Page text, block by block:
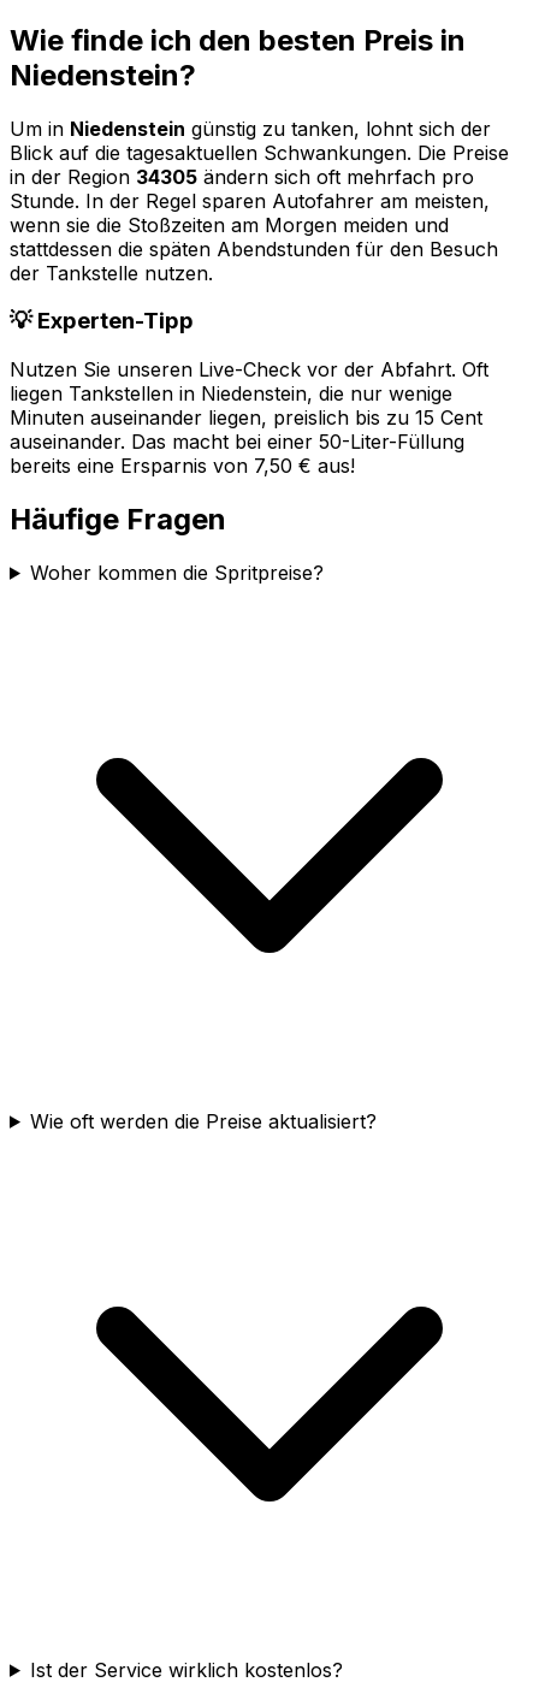
Wie finde ich den besten Preis in
Niedenstein?
Um in Niedenstein günstig zu tanken, lohnt sich der
Blick auf die tagesaktuellen Schwankungen. Die Preise
in der Region 34305 ändern sich oft mehrfach pro
Stunde. In der Regel sparen Autofahrer am meisten,
wenn sie die Stoßzeiten am Morgen meiden und
stattdessen die späten Abendstunden für den Besuch
der Tankstelle nutzen.
💡 Experten-Tipp
Nutzen Sie unseren Live-Check vor der Abfahrt. Oft
liegen Tankstellen in Niedenstein, die nur wenige
Minuten auseinander liegen, preislich bis zu 15 Cent
auseinander. Das macht bei einer 50-Liter-Füllung
bereits eine Ersparnis von 7,50 € aus!
Häufige Fragen
Woher kommen die Spritpreise?
Wie oft werden die Preise aktualisiert?
Ist der Service wirklich kostenlos?